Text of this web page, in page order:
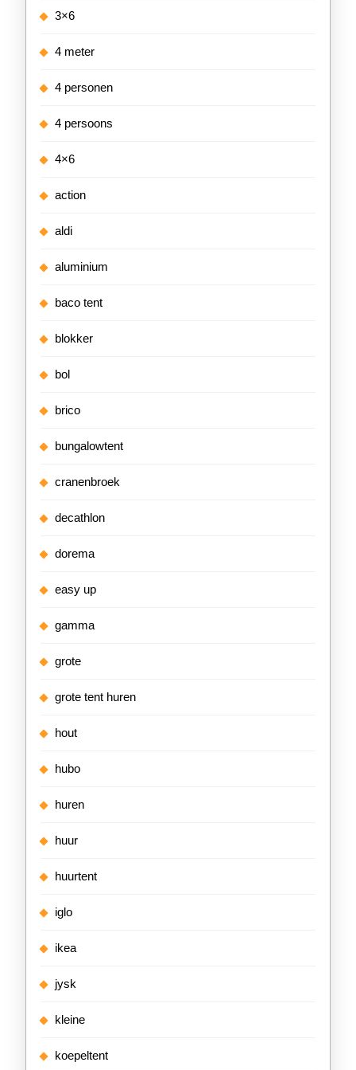
3×6
4 meter
4 personen
4 persoons
4×6
action
aldi
aluminium
baco tent
blokker
bol
brico
bungalowtent
cranenbroek
decathlon
dorema
easy up
gamma
grote
grote tent huren
hout
hubo
huren
huur
huurtent
iglo
ikea
jysk
kleine
koepeltent